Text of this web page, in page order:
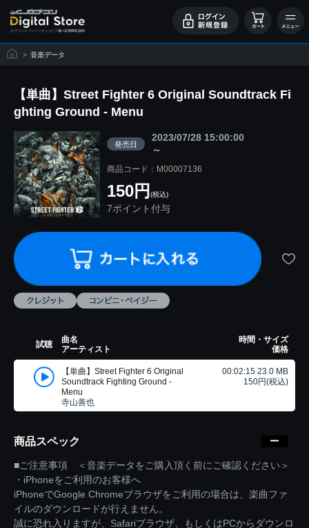
> 音楽データ
【単曲】Street Fighter 6 Original Soundtrack Fi
ghting Ground - Menu
発売日
2023/07/28 15:00:00
～
商品コード：M00007136
150円 (税込)
7ポイント付与
試聴
曲名
アーティスト
時間・サイズ
価格
【単曲】Street Fighter 6 Original
Soundtrack Fighting Ground -
Menu
寺山善也
00:02:15 23.0 MB
150円(税込)
商品スペック
■ご注意事項 ＜音楽データをご購入頂く前にご確認ください＞
・iPhoneをご利用のお客様へ
iPhoneでGoogle Chromeブラウザをご利用の場合は、楽曲ファ
イルのダウンロードが行えません。
誠に恐れ入りますが、Safariブラウザ、もしくはPCからダウンロ